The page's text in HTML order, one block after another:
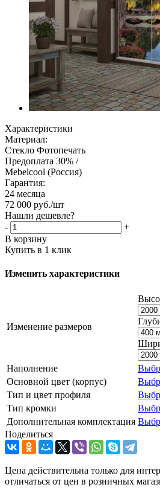
Характеристики
Материал:
Стекло Фотопечать
Предоплата 30% /
Mebelcool (Россия)
Гарантия:
24 месяца
72 000 руб./шт
Нашли дешевле?
-
+
В корзину
Купить в 1 клик
Изменить характеристики
Изменение размеров
Наполнение
Основной цвет (корпус)
Тип и цвет профиля
Тип кромки
Дополнительная комплектация
Поделиться
Цена действительна только для
отличаться от цен в розничных